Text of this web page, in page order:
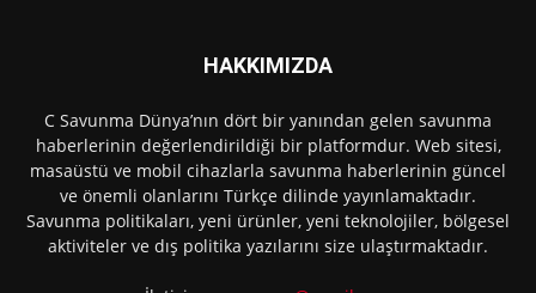
HAKKIMIZDA
C Savunma Dünya’nın dört bir yanından gelen savunma
haberlerinin değerlendirildiği bir platformdur. Web sitesi,
masaüstü ve mobil cihazlarla savunma haberlerinin güncel
ve önemli olanlarını Türkçe dilinde yayınlamaktadır.
Savunma politikaları, yeni ürünler, yeni teknolojiler, bölgesel
aktiviteler ve dış politika yazılarını size ulaştırmaktadır.